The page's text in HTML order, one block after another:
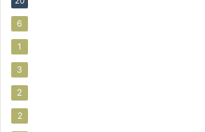
6
1
3
2
2